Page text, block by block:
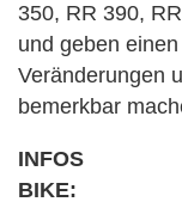
350, RR 390,
und geben
Veränderungen
bemerkbar
INFOS
BIKE: